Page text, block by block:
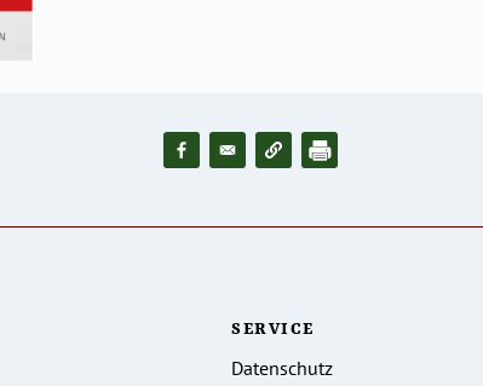
SERVICE
Datenschutz